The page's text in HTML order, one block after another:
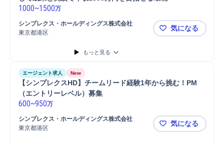
1000~1500万
シンプレクス・ホールディングス株式会社
東京都港区
【シンプレ
気になる
もっと見る
エージェント求人 New
【シンプレクスHD】チームリード経験1年から挑む！PM
（エントリーレベル）募集
600~950万
シンプレクス・ホールディングス株式会社
東京都港区
【シンプレ
気になる